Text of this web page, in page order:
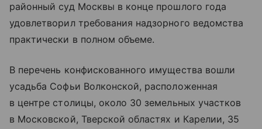
районный суд Москвы в конце прошлого года
удовлетворил требования надзорного ведомства
практически в полном объеме.
В перечень конфискованного имущества вошли
усадьба Софьи Волконской, расположенная
в центре столицы, около 30 земельных участков
в Московской, Тверской областях и Карелии, 35